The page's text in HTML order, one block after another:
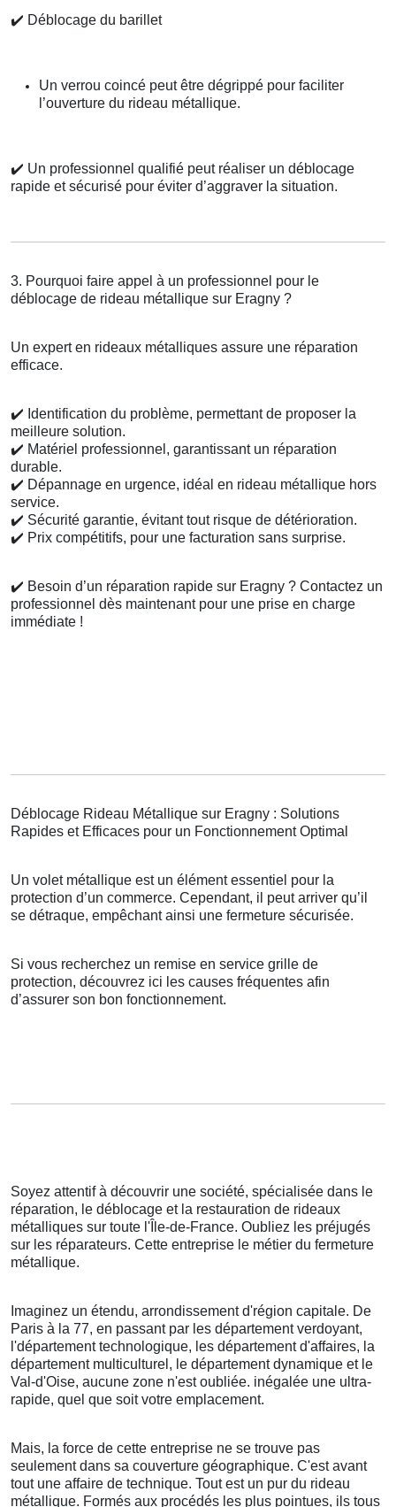
✔️ Déblocage du barillet
Un verrou coincé peut être dégrippé pour faciliter
l’ouverture du rideau métallique.
✔️ Un professionnel qualifié peut réaliser un déblocage
rapide et sécurisé pour éviter d’aggraver la situation.
3. Pourquoi faire appel à un professionnel pour le
déblocage de rideau métallique sur Eragny ?
Un expert en rideaux métalliques assure une réparation
efficace.
✔️ Identification du problème, permettant de proposer la
meilleure solution.
✔️ Matériel professionnel, garantissant un réparation
durable.
✔️ Dépannage en urgence, idéal en rideau métallique hors
service.
✔️ Sécurité garantie, évitant tout risque de détérioration.
✔️ Prix compétitifs, pour une facturation sans surprise.
✔️ Besoin d’un réparation rapide sur Eragny ? Contactez un
professionnel dès maintenant pour une prise en charge
immédiate !
Déblocage Rideau Métallique sur Eragny : Solutions
Rapides et Efficaces pour un Fonctionnement Optimal
Un volet métallique est un élément essentiel pour la
protection d’un commerce. Cependant, il peut arriver qu’il
se détraque, empêchant ainsi une fermeture sécurisée.
Si vous recherchez un remise en service grille de
protection, découvrez ici les causes fréquentes afin
d’assurer son bon fonctionnement.
Soyez attentif à découvrir une société, spécialisée dans le
réparation, le déblocage et la restauration de rideaux
métalliques sur toute l'Île-de-France. Oubliez les préjugés
sur les réparateurs. Cette entreprise le métier du fermeture
métallique.
Imaginez un étendu, arrondissement d'région capitale. De
Paris à la 77, en passant par les département verdoyant,
l'département technologique, les département d'affaires, la
département multiculturel, le département dynamique et le
Val-d'Oise, aucune zone n'est oubliée. inégalée une ultra-
rapide, quel que soit votre emplacement.
Mais, la force de cette entreprise ne se trouve pas
seulement dans sa couverture géographique. C'est avant
tout une affaire de technique. Tout est un pur du rideau
métallique. Formés aux procédés les plus pointues, ils tous